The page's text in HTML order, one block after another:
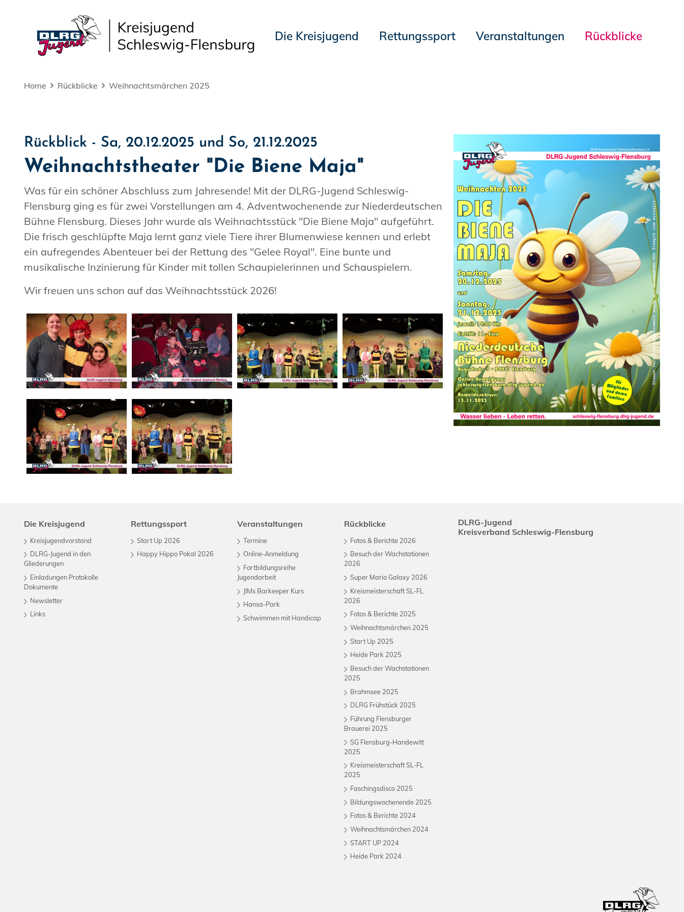
Die Kreisjugend Rettungssport Veranstaltungen Rückblicke
Home Rückblicke Weihnachtsmärchen 2025
Rückblick - Sa, 20.12.2025 und So, 21.12.2025
Weihnachtstheater "Die Biene Maja"
Was für ein schöner Abschluss zum Jahresende! Mit der DLRG-Jugend Schleswig-
Flensburg ging es für zwei Vorstellungen am 4. Adventwochenende zur Niederdeutschen
Bühne Flensburg. Dieses Jahr wurde als Weihnachtsstück "Die Biene Maja" aufgeführt.
Die frisch geschlüpfte Maja lernt ganz viele Tiere ihrer Blumenwiese kennen und erlebt
ein aufregendes Abenteuer bei der Rettung des "Gelee Royal". Eine bunte und
musikalische Inzinierung für Kinder mit tollen Schaupielerinnen und Schauspielern.
Wir freuen uns schon auf das Weihnachtsstück 2026!
Die Kreisjugend
Kreisjugendvorstand
DLRG-Jugend in den
Gliederungen
Einladungen Protokolle
Dokumente
Newsletter
Links
Rettungssport
Start Up 2026
Happy Hippo Pokal 2026
Veranstaltungen
Termine
Online-Anmeldung
Fortbildungsreihe
Jugendarbeit
JIMs Barkeeper Kurs
Hansa-Park
Schwimmen mit Handicap
Rückblicke
Fotos & Berichte 2026
Besuch der Wachstationen
2026
Super Mario Galaxy 2026
Kreismeisterschaft SL-FL
2026
Fotos & Berichte 2025
Weihnachtsmärchen 2025
Start Up 2025
Heide Park 2025
Besuch der Wachstationen
2025
Brahmsee 2025
DLRG Frühstück 2025
Führung Flensburger
Brauerei 2025
SG Flensburg-Handewitt
2025
Kreismeisterschaft SL-FL
2025
Faschingsdisco 2025
Bildungswochenende 2025
Fotos & Berichte 2024
Weihnachtsmärchen 2024
START UP 2024
Heide Park 2024
DLRG-Jugend
Kreisverband Schleswig-Flensburg